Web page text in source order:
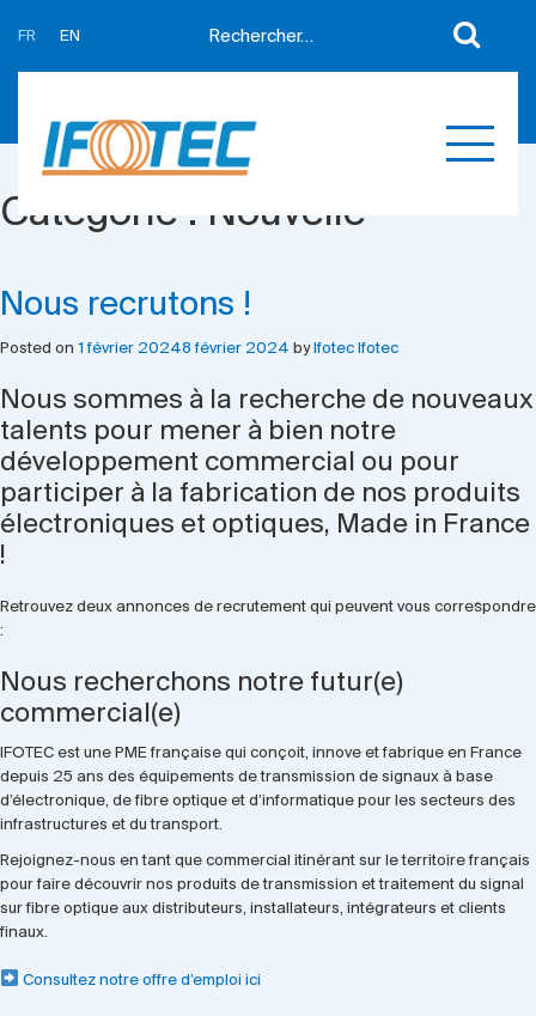
FR EN
Actualités
Support
Expertises
Catégorie : Nouvelle
Nous recrutons !
Posted on 1 février 20248 février 2024 byIfotec Ifotec
Nous sommes à la recherche de nouveaux
talents pour mener à bien notre
développement commercial ou pour
participer à la fabrication de nos produits
électroniques et optiques, Made in France
!
Retrouvez deux annonces de recrutement qui peuvent vous correspondre
:
Nous recherchons notre futur(e)
commercial(e)
IFOTEC est une PME française qui conçoit, innove et fabrique en France
depuis 25 ans des équipements de transmission de signaux à base
d’électronique, de fibre optique et d’informatique pour les secteurs des
infrastructures et du transport.
Rejoignez-nous en tant que commercial itinérant sur le territoire français
pour faire découvrir nos produits de transmission et traitement du signal
sur fibre optique aux distributeurs, installateurs, intégrateurs et clients
finaux.
Consultez notre offre d’emploi ici